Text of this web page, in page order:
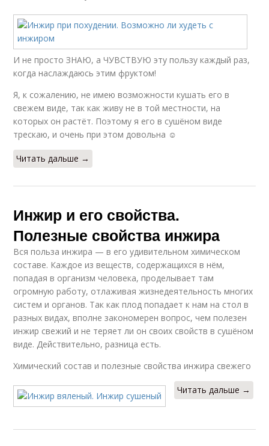
И не просто ЗНАЮ, а ЧУВСТВУЮ эту пользу каждый раз,
когда наслаждаюсь этим фруктом!
Я, к сожалению, не имею возможности кушать его в
свежем виде, так как живу не в той местности, на
которых он растёт. Поэтому я его в сушёном виде
трескаю, и очень при этом довольна ☺
Читать дальше →
Инжир и его свойства.
Полезные свойства инжира
Вся польза инжира — в его удивительном химическом
составе. Каждое из веществ, содержащихся в нём,
попадая в организм человека, проделывает там
огромную работу, отлаживая жизнедеятельность многих
систем и органов. Так как плод попадает к нам на стол в
разных видах, вполне закономерен вопрос, чем полезен
инжир свежий и не теряет ли он своих свойств в сушёном
виде. Действительно, разница есть.
Химический состав и полезные свойства инжира свежего
Читать дальше →